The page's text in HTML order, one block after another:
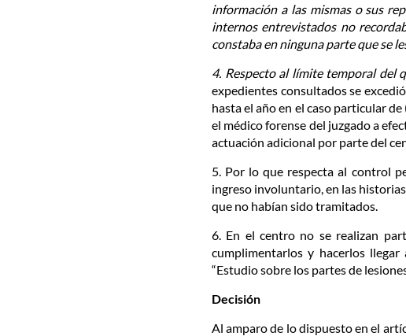
información a las mismas o sus
internos entrevistados no
constaba en ninguna parte que se
4. Respecto al límite temporal del
expedientes consultados se
hasta el año en el caso particular
el médico forense del juzgado a
actuación adicional por parte del
5. Por lo que respecta al control
ingreso involuntario, en las
que no habían sido tramitados.
6. En el centro no se realizan
cumplimentarlos y hacerlos
“Estudio sobre los partes de
Decisión
Al amparo de lo dispuesto en el